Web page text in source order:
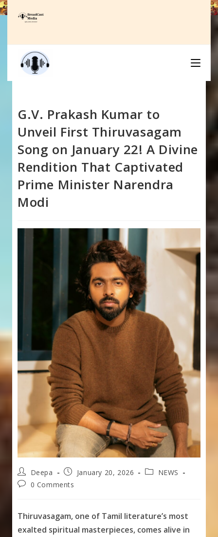
Skip
to
G.V. Prakash Kumar to
Unveil First Thiruvasagam
Song on January 22! A Divine
Rendition That Captivated
Prime Minister Narendra
Modi
Post
author:
Deepa
Post
published:
January 20, 2026
PostNEWS
Post0 Comments
Thiruvasagam, one of Tamil literature’s most
exalted spiritual masterpieces, comes alive in